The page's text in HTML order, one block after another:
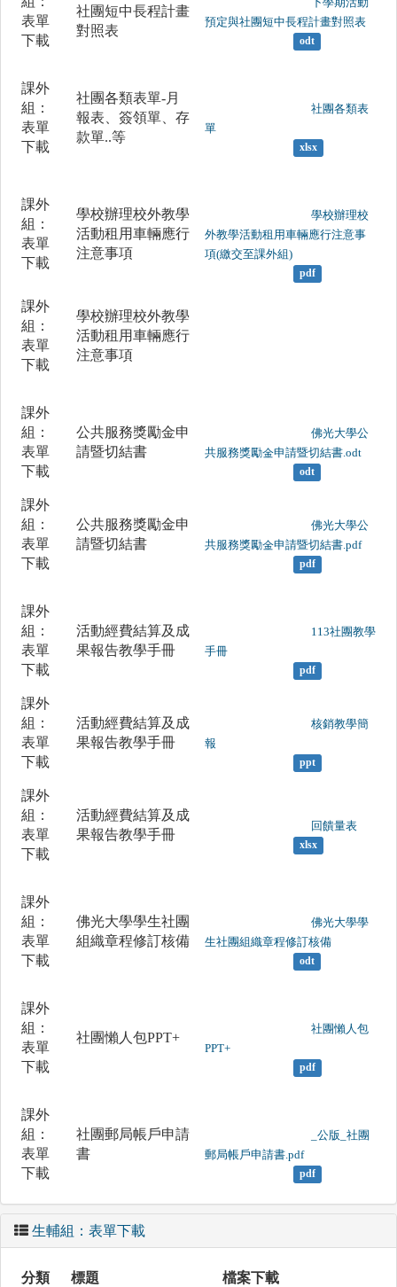
表單
下載
社團短中長程計畫
對照表
預定與社團短中長程計畫對照表
odt
課外
組：
表單
下載
社團各類表單-月
報表、簽領單、存
款單..等
單
xlsx
課外
組：
表單
下載
學校辦理校外教學
活動租用車輛應行
注意事項
外教學活動租用車輛應行注意事
項(繳交至課外組)
pdf
課外
組：
表單
下載
學校辦理校外教學
活動租用車輛應行
注意事項
課外
組：
表單
下載
公共服務獎勵金申
請暨切結書
共服務獎勵金申請暨切結書.odt
odt
課外
組：
表單
下載
公共服務獎勵金申
請暨切結書
共服務獎勵金申請暨切結書.pdf
pdf
課外
組：
表單
下載
活動經費結算及成
果報告教學手冊
手冊
pdf
課外
組：
表單
下載
活動經費結算及成
果報告教學手冊
報
ppt
課外
組：
表單
下載
活動經費結算及成
果報告教學手冊
xlsx
課外
組：
表單
下載
佛光大學學生社團
組織章程修訂核備
生社團組織章程修訂核備
odt
課外
組：
表單
下載
社團懶人包PPT+
PPT+
pdf
課外
組：
表單
下載
社團郵局帳戶申請
書
郵局帳戶申請書.pdf
pdf
生輔組：表單下載
分類 標題 檔案下載